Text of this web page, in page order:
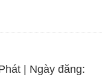
| Ngày đăng: